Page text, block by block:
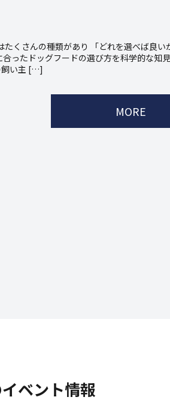
たくさんの種類があり 「どれを選べば良
合ったドッグフードの選び方を科学的な知
飼い主 […]
MORE
ベント情報